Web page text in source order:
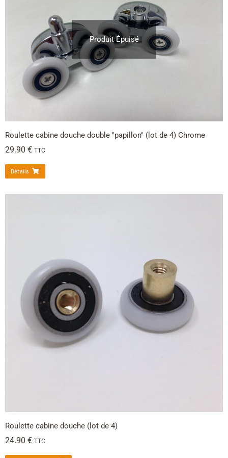
Produit Épuisé
Roulette cabine douche double "papillon" (lot de 4) Chrome
29.90 € TTC
Détails
Roulette cabine douche (lot de 4)
24.90 € TTC